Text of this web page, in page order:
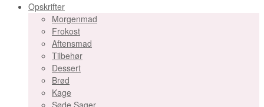
Opskrifter
Morgenmad
Frokost
Aftensmad
Tilbehør
Dessert
Brød
Kage
Søde Sager